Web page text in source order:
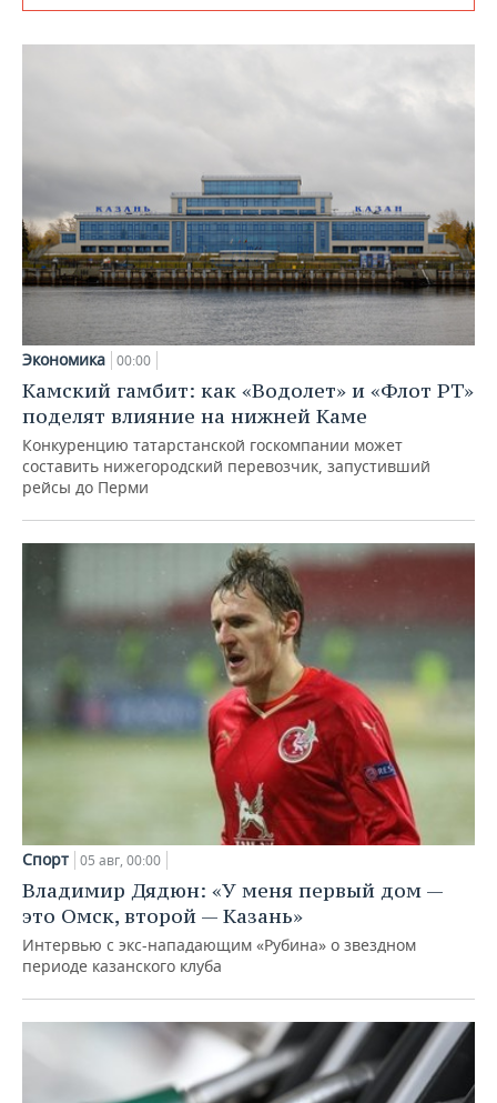
Экономика 00:00
Камский гамбит: как «Водолет» и «Флот РТ»
поделят влияние на нижней Каме
Конкуренцию татарстанской госкомпании может
составить нижегородский перевозчик, запустивший
рейсы до Перми
Спорт 05 авг, 00:00
Владимир Дядюн: «У меня первый дом —
это Омск, второй — Казань»
Интервью с экс-нападающим «Рубина» о звездном
периоде казанского клуба